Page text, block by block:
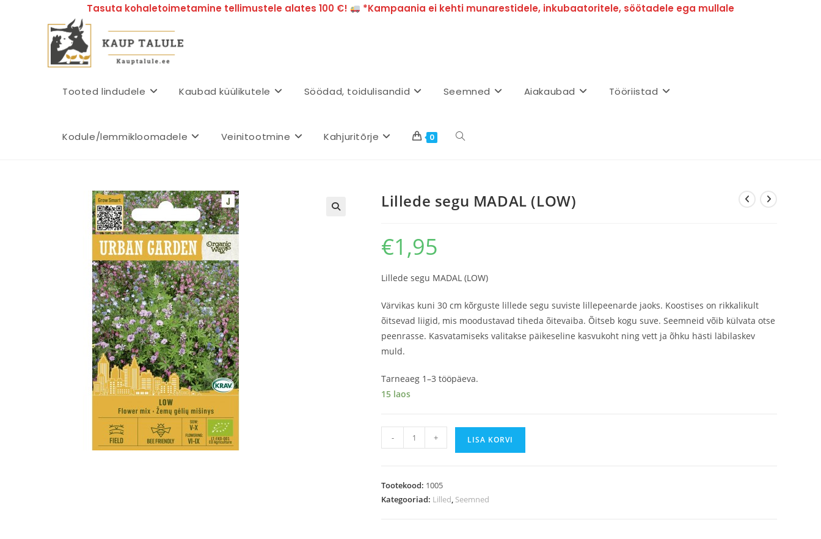
Tasuta kohaletoimetamine tellimustele alates 100 €! *Kampaania ei kehti munarestidele, inkubaatoritele, söötadele ega mullale
Tooted lindudele Kaubad küülikutele Söödad, toidulisandid Seemned Aiakaubad Tööriistad
Kodule/lemmikloomadele Veinitootmine Kahjuritõrje 0
Lillede segu MADAL (LOW)
€1,95
Lillede segu MADAL (LOW)
Värvikas kuni 30 cm kõrguste lillede segu suviste lillepeenarde jaoks. Koostises on rikkalikult
õitsevad liigid, mis moodustavad tiheda õitevaiba. Õitseb kogu suve. Seemneid võib külvata otse
peenrasse. Kasvatamiseks valitakse päikeseline kasvukoht ning vett ja õhku hästi läbilaskev
muld.
Tarneaeg 1–3 tööpäeva.
15 laos
- + LISA KORVI
Tootekood: 1005
Kategooriad: Lilled, Seemned